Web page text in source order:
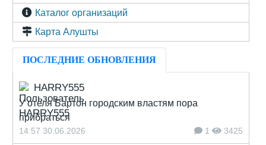
Каталог организаций
Карта Алушты
ПОСЛЕДНИЕ ОБНОВЛЕНИЯ
HARRY555
У отеля Бартон городским властям пора
прибраться
14:57 30.06.2026 1 3425